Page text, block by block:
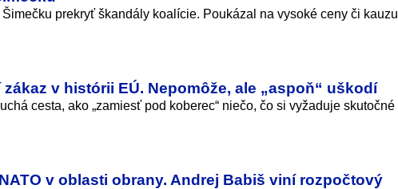
prekryť škandály koalície. Poukázal na vysoké ceny či kauzu
v histórii EÚ. Nepomôže, ale „aspoň“ uškodí
cesta, ako „zamiesť pod koberec“ niečo, čo si vyžaduje skutočné
v oblasti obrany. Andrej Babiš viní rozpočtový